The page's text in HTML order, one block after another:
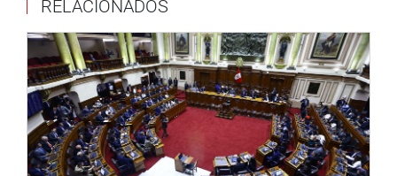
RELACIONADOS